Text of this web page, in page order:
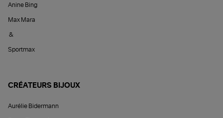
Anine Bing
Max Mara
&
Sportmax
CRÉATEURS BIJOUX
Aurélie Bidermann